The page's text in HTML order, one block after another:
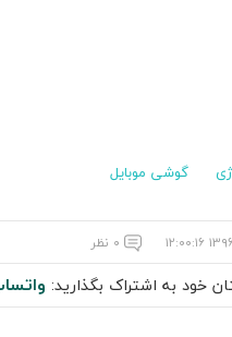
گوشی موبایل
۰ نظر
خود به اشتراک بگذارید: